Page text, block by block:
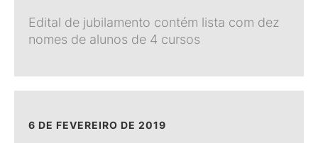
Edital de jubilamento contém lista com dez
nomes de alunos de 4 cursos
6 DE FEVEREIRO DE 2019